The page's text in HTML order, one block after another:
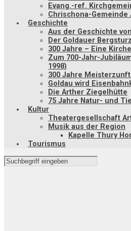
Evang.-ref.
Chrischona-Gemeinde
Geschichte
Aus der Geschichte
Der Goldauer
300 Jahre – Eine
Zum 700-Jahr-
1998)
300 Jahre Meisterzunft
Goldau wird
Die Arther Ziegelhütte
75 Jahre Natur- und
Kultur
Theatergesellschaft
Musik aus der Region
Kapelle Thury
Tourismus